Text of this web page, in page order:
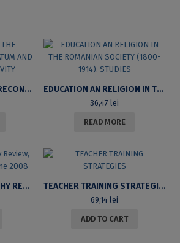
MIRCEA FLORIAN, THE RECONSTRUCTION OF DATUM AND THE IDEA OF RECESIVITY EDUCATION AN RELIGION IN THE ROMANIAN SOCIETY (1800-1914). STUDIES
36,47lei
READ MORE
ANALYTICAL PHILOSOPHY REVIEW, VOL.II, NO. 1, JANUARY – JUNE 2008 TEACHER TRAINING STRATEGIES
69,14lei
ADD TO CART